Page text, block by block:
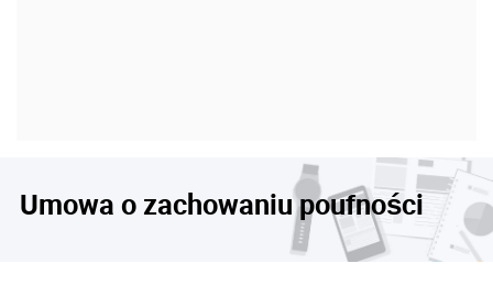
Umowa o zachowaniu poufności